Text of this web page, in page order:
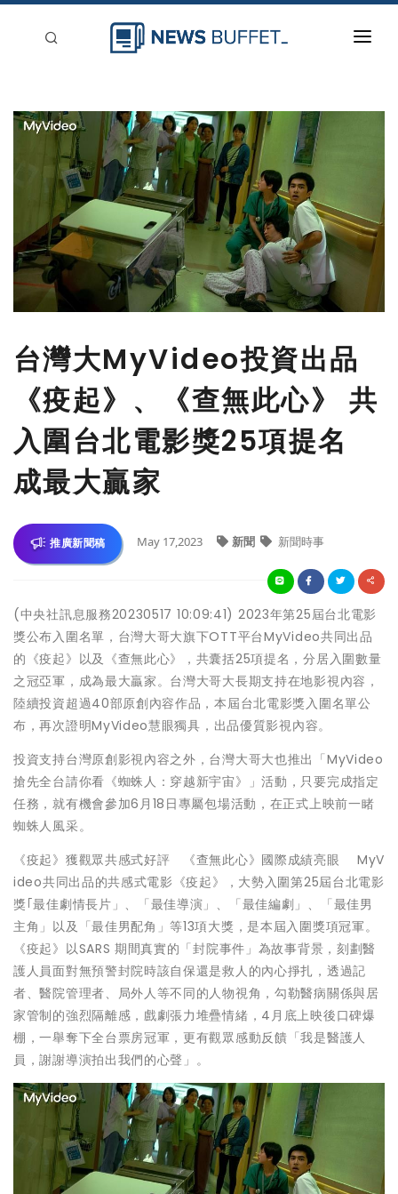
新聞稿分類
登入
刊登
台灣大MyVideo投資出品
《疫起》、《查無此心》 共
入圍台北電影獎25項提名
成最大贏家
推廣新聞稿 May 17,2023 新聞 新聞時事
(中央社訊息服務20230517 10:09:41) 2023年第25屆台北電影
獎公布入圍名單，台灣大哥大旗下OTT平台MyVideo共同出品
的《疫起》以及《查無此心》，共囊括25項提名，分居入圍數量
之冠亞軍，成為最大贏家。台灣大哥大長期支持在地影視內容，
陸續投資超過40部原創內容作品，本屆台北電影獎入圍名單公
布，再次證明MyVideo慧眼獨具，出品優質影視內容。
投資支持台灣原創影視內容之外，台灣大哥大也推出「MyVideo
搶先全台請你看《蜘蛛人：穿越新宇宙》」活動，只要完成指定
任務，就有機會參加6月18日專屬包場活動，在正式上映前一睹
蜘蛛人風采。
《疫起》獲觀眾共感式好評 《查無此心》國際成績亮眼 MyV
ideo共同出品的共感式電影《疫起》，大勢入圍第25屆台北電影
獎｢最佳劇情長片」、「最佳導演」、「最佳編劇」、「最佳男
主角」以及「最佳男配角」等13項大獎，是本屆入圍獎項冠軍。
《疫起》以SARS 期間真實的「封院事件」為故事背景，刻劃醫
護人員面對無預警封院時該自保還是救人的內心掙扎，透過記
者、醫院管理者、局外人等不同的人物視角，勾勒醫病關係與居
家管制的強烈隔離感，戲劇張力堆疊情緒，4月底上映後口碑爆
棚，一舉奪下全台票房冠軍，更有觀眾感動反饋「我是醫護人
員，謝謝導演拍出我們的心聲」。